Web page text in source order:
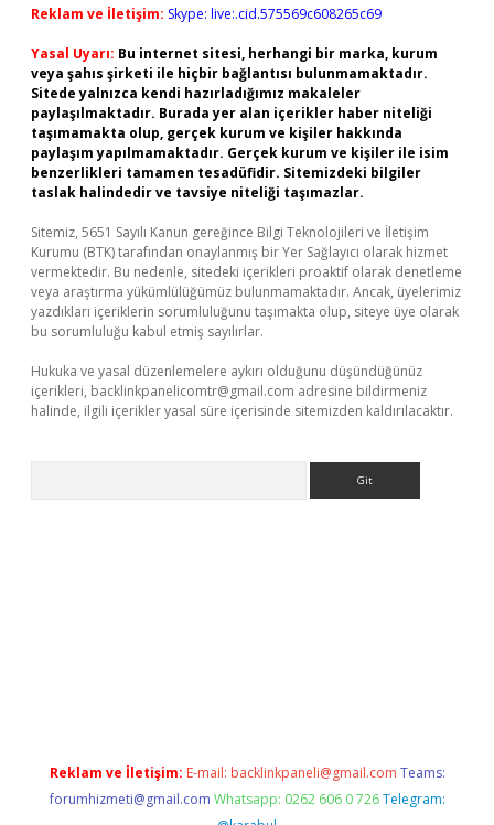
Reklam ve İletişim: Skype: live:.cid.575569c608265c69
Yasal Uyarı: Bu internet sitesi, herhangi bir marka, kurum
veya şahıs şirketi ile hiçbir bağlantısı bulunmamaktadır.
Sitede yalnızca kendi hazırladığımız makaleler
paylaşılmaktadır. Burada yer alan içerikler haber niteliği
taşımamakta olup, gerçek kurum ve kişiler hakkında
paylaşım yapılmamaktadır. Gerçek kurum ve kişiler ile isim
benzerlikleri tamamen tesadüfidir. Sitemizdeki bilgiler
taslak halindedir ve tavsiye niteliği taşımazlar.
Sitemiz, 5651 Sayılı Kanun gereğince Bilgi Teknolojileri ve İletişim
Kurumu (BTK) tarafından onaylanmış bir Yer Sağlayıcı olarak hizmet
vermektedir. Bu nedenle, sitedeki içerikleri proaktif olarak denetleme
veya araştırma yükümlülüğümüz bulunmamaktadır. Ancak, üyelerimiz
yazdıkları içeriklerin sorumluluğunu taşımakta olup, siteye üye olarak
bu sorumluluğu kabul etmiş sayılırlar.
Hukuka ve yasal düzenlemelere aykırı olduğunu düşündüğünüz
içerikleri, backlinkpanelicomtr@gmail.com adresine bildirmeniz
halinde, ilgili içerikler yasal süre içerisinde sitemizden kaldırılacaktır.
Reklam ve İletişim: E-mail: backlinkpaneli@gmail.com Teams:
forumhizmeti@gmail.com Whatsapp: 0262 606 0 726 Telegram: